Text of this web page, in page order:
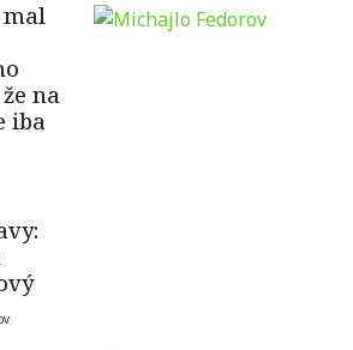
mal
na
iba